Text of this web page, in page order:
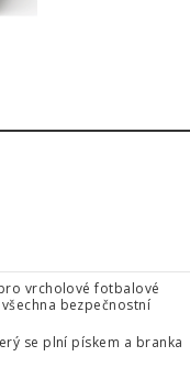
vrcholové fotbalové
bezpečnostní
se plní pískem a branka